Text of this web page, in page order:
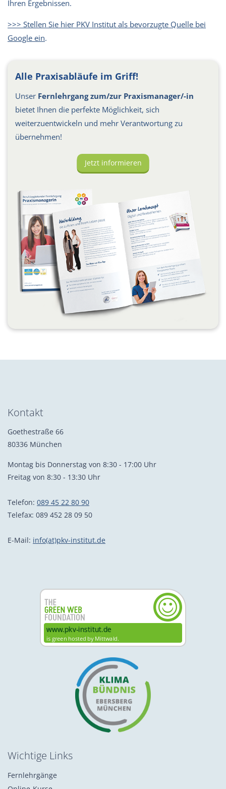
Ihren Ergebnissen.
>>> Stellen Sie hier PKV Institut als bevorzugte Quelle bei
Google ein.
Alle Praxisabläufe im Griff!
Unser Fernlehrgang zum/zur Praxismanager/-in
bietet Ihnen die perfekte Möglichkeit, sich
weiterzuentwickeln und mehr Verantwortung zu
übernehmen!
Jetzt informieren
Kontakt
Goethestraße 66
80336 München
Montag bis Donnerstag von 8:30 - 17:00 Uhr
Freitag von 8:30 - 13:30 Uhr
Telefon: 089 45 22 80 90
Telefax: 089 452 28 09 50
E-Mail: info(at)pkv-institut.de
Wichtige Links
Fernlehrgänge